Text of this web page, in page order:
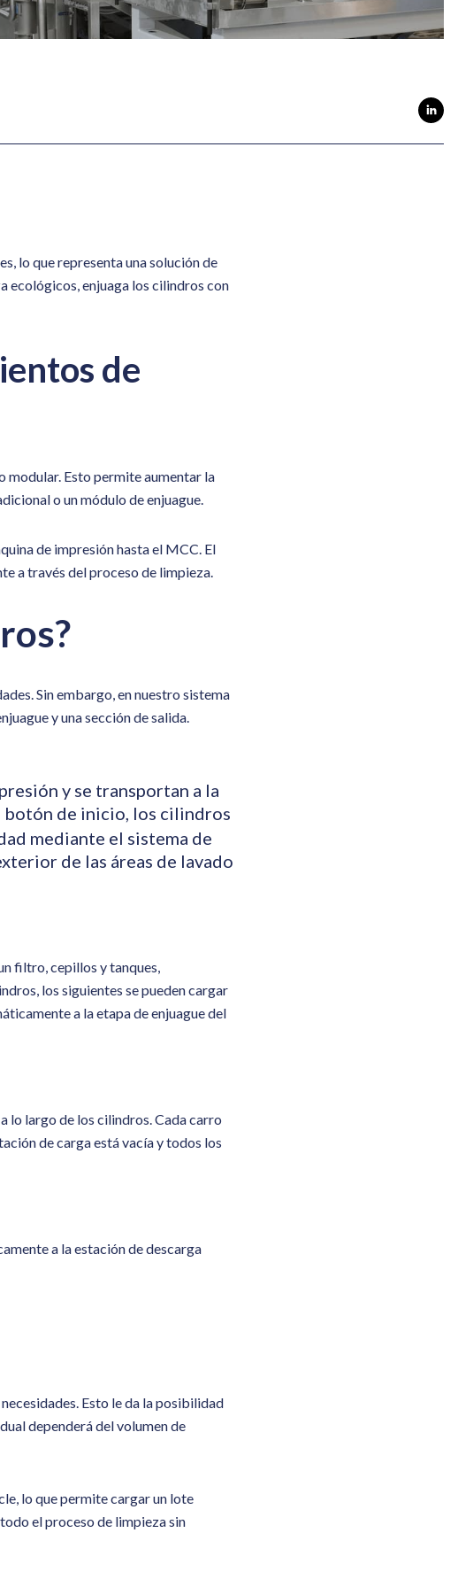
lo que representa una solución de
ecológicos, enjuaga los cilindros con
de
modular. Esto permite aumentar la
o un módulo de enjuague.
de impresión hasta el MCC. El
a través del proceso de limpieza.
Sin embargo, en nuestro sistema
y una sección de salida.
y se transportan a la
botón de inicio, los cilindros
mediante el sistema de
de las áreas de lavado
filtro, cepillos y tanques,
los siguientes se pueden cargar
a la etapa de enjuague del
lo largo de los cilindros. Cada carro
de carga está vacía y todos los
a la estación de descarga
Esto le da la posibilidad
dependerá del volumen de
lo que permite cargar un lote
el proceso de limpieza sin